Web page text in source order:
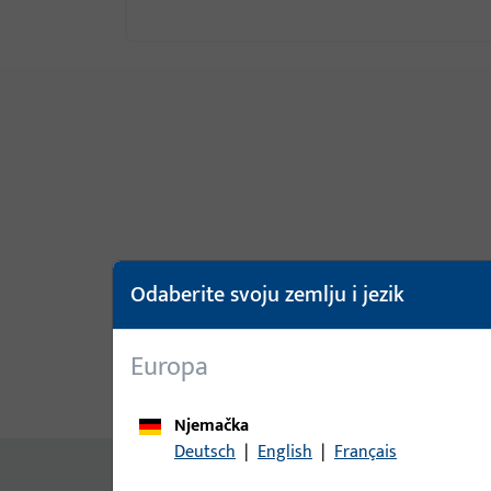
Odaberite svoju zemlju i jezik
Europa
Njemačka
Deutsch | English | Français